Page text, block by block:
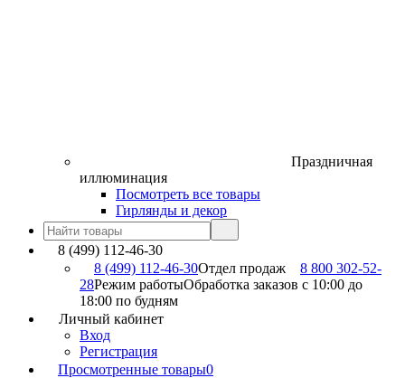
Праздничная
иллюминация
Посмотреть все товары
Гирлянды и декор
8 (499) 112-46-30
8 (499) 112-46-30Отдел продаж
8 800 302-52-
28Режим работыОбработка заказов с 10:00 до
18:00 по будням
Личный кабинет
Вход
Регистрация
Просмотренные товары0